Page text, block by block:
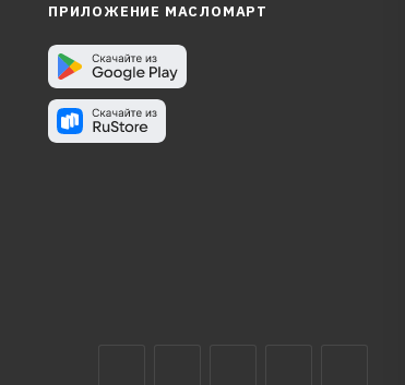
ПРИЛОЖЕНИЕ МАСЛОМАРТ